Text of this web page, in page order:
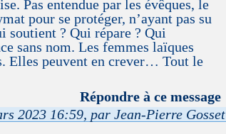
Pas entendue par les évêques, le
pour se protéger, n’ayant pas su
soutient ? Qui répare ? Qui
sans nom. Les femmes laïques
Elles peuvent en crever… Tout le
Répondre à ce message
2023 16:59, par Jean-Pierre Gosset